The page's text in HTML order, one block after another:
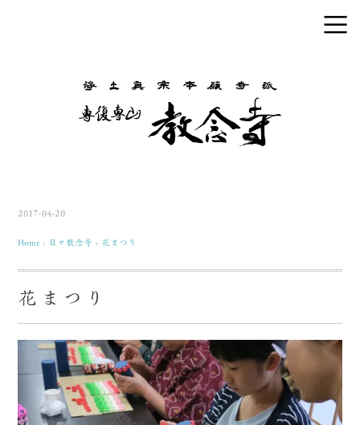
2017-04-20
Home › 日々教念寺 › 花まつり
花まつり